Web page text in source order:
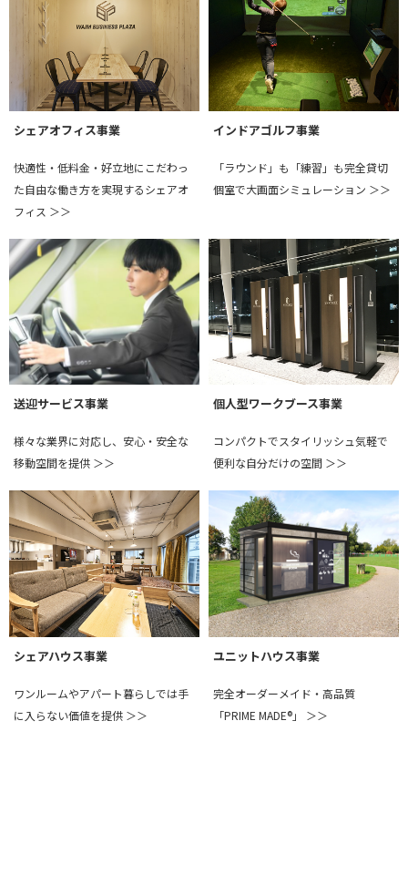
シェアオフィス事業
快適性・低料金・好立地にこだわっ
た自由な働き方を実現するシェアオ
フィス ＞＞
インドアゴルフ事業
「ラウンド」も「練習」も完全貸切
個室で大画面シミュレーション ＞＞
送迎サービス事業
様々な業界に対応し、安心・安全な
移動空間を提供 ＞＞
個人型ワークブース事業
コンパクトでスタイリッシュ気軽で
便利な自分だけの空間 ＞＞
シェアハウス事業
ワンルームやアパート暮らしでは手
に入らない価値を提供 ＞＞
ユニットハウス事業
完全オーダーメイド・高品質
「PRIME MADE®」 ＞＞